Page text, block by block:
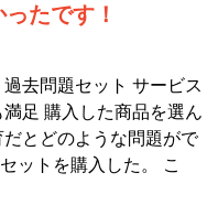
たです！
去問題セット サービス
足 購入した商品を選ん
とどのような問題がで
ットを購入した。 こ